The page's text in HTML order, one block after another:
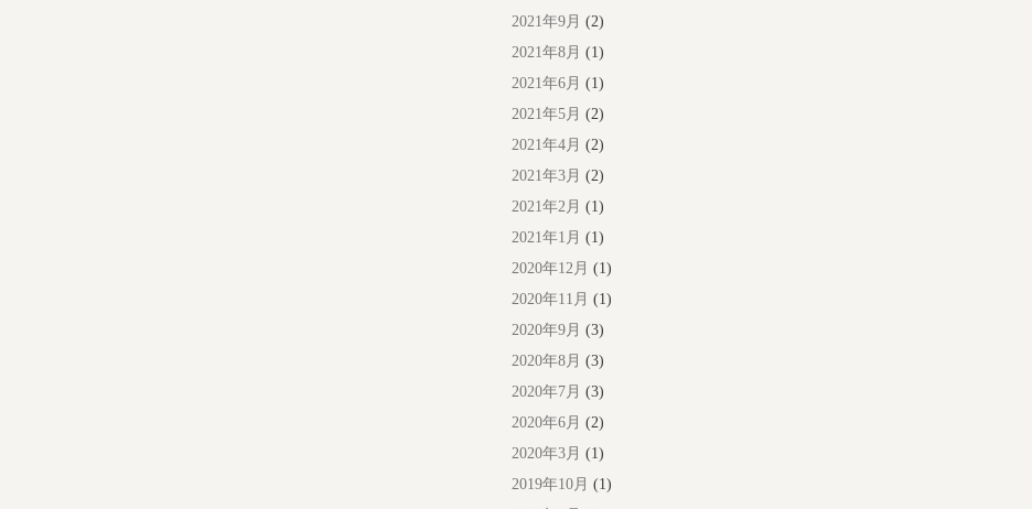
2021年9月 (2)
2021年8月 (1)
2021年6月 (1)
2021年5月 (2)
2021年4月 (2)
2021年3月 (2)
2021年2月 (1)
2021年1月 (1)
2020年12月 (1)
2020年11月 (1)
2020年9月 (3)
2020年8月 (3)
2020年7月 (3)
2020年6月 (2)
2020年3月 (1)
2019年10月 (1)